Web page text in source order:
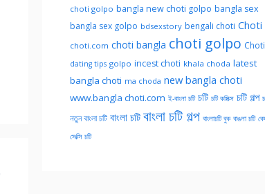
choti golpo bangla new choti golpo bangla sex
bangla sex golpo bdsexstory bengali choti Choti
choti.com choti bangla choti golpo
dating tips golpo incest choti khala choda latest
bangla choti ma choda new bangla choti
www.bangla choti.com ই-বাংলা চটি চটি চটি কমিক্স চটি গল্প
নতুন বাংলা চটি বাংলা চটি বাংলা চটি গল্প বাংলাচটি বুক বাঙলা চটি
সেক্সি চটি